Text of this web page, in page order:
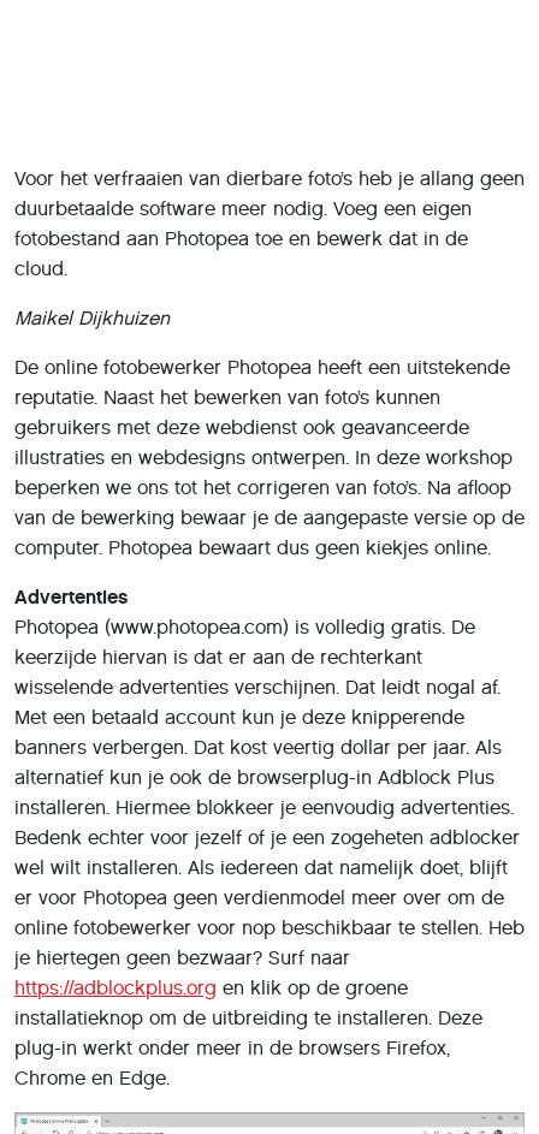
Voor het verfraaien van dierbare foto’s heb je allang geen
duurbetaalde software meer nodig. Voeg een eigen
fotobestand aan Photopea toe en bewerk dat in de
cloud.
Maikel Dijkhuizen
De online fotobewerker Photopea heeft een uitstekende
reputatie. Naast het bewerken van foto’s kunnen
gebruikers met deze webdienst ook geavanceerde
illustraties en webdesigns ontwerpen. In deze workshop
beperken we ons tot het corrigeren van foto’s. Na afloop
van de bewerking bewaar je de aangepaste versie op de
computer. Photopea bewaart dus geen kiekjes online.
Advertenties
Photopea (www.photopea.com) is volledig gratis. De
keerzijde hiervan is dat er aan de rechterkant
wisselende advertenties verschijnen. Dat leidt nogal af.
Met een betaald account kun je deze knipperende
banners verbergen. Dat kost veertig dollar per jaar. Als
alternatief kun je ook de browserplug-in Adblock Plus
installeren. Hiermee blokkeer je eenvoudig advertenties.
Bedenk echter voor jezelf of je een zogeheten adblocker
wel wilt installeren. Als iedereen dat namelijk doet, blijft
er voor Photopea geen verdienmodel meer over om de
online fotobewerker voor nop beschikbaar te stellen. Heb
je hiertegen geen bezwaar? Surf naar
https://adblockplus.org en klik op de groene
installatieknop om de uitbreiding te installeren. Deze
plug-in werkt onder meer in de browsers Firefox,
Chrome en Edge.